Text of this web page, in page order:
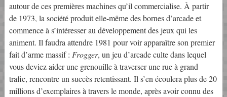
autour de ces premières machines qu’il commercialise. À partir
de 1973, la société produit elle-même des bornes d’arcade et
commence à s’intéresser au développement des jeux qui les
animent. Il faudra attendre 1981 pour voir apparaître son premier
fait d’arme massif : Frogger, un jeu d’arcade culte dans lequel
vous deviez aider une grenouille à traverser une rue à grand
trafic, rencontre un succès retentissant. Il s’en écoulera plus de 20
millions d’exemplaires à travers le monde, après avoir connu des